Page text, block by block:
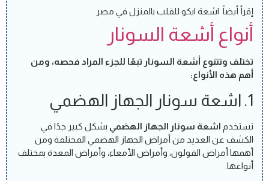
إقرأ أيضاً اشعة ايكو للقلب بالمنزل في مصر
أنواع أشعة السونار
تختلف وتتنوع أشعة السونار تبعًا للجزء المراد فحصه، ومن
أهم هذه الأنواع:
1. اشعة سونار الجهاز الهضمي
تستخدم اشعة سونار الجهاز الهضمي بشكل كبير جدًا في
الكشف عن العديد من أمراض الجهاز الهضمي المختلفة ومن
أهمها أمراض القولون، وأمراض الأمعاء، وأمراض المعدة بمختلف
أنواعها.